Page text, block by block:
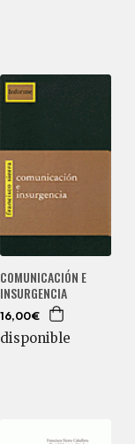
COMUNICACIÓN E
INSURGENCIA
16,00€
disponible